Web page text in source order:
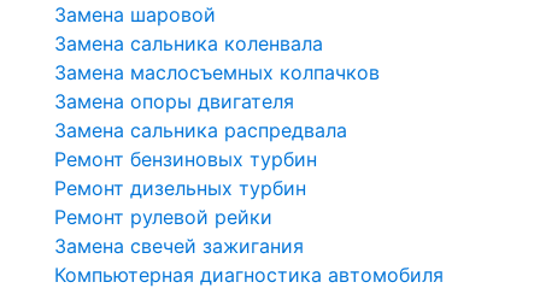
Замена шаровой
Замена сальника коленвала
Замена маслосъемных колпачков
Замена опоры двигателя
Замена сальника распредвала
Ремонт бензиновых турбин
Ремонт дизельных турбин
Ремонт рулевой рейки
Замена свечей зажигания
Компьютерная диагностика автомобиля